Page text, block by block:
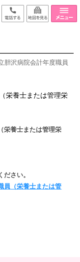
胆沢病院会計年度職員
栄養士または管理栄
（栄養士または管理栄
さい。
員 （栄養士または管